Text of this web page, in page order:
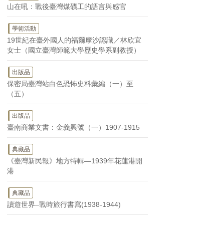
山在吼：戰後臺灣煤礦工的語言與感官
學術活動
19世紀在臺外國人的福爾摩沙認識／林欣宜
女士（國立臺灣師範大學歷史學系副教授）
出版品
保密局臺灣站白色恐怖史料彙編（一）至
（五）
出版品
臺南商業文書：金義興號（一）1907-1915
典藏品
《臺灣新民報》地方特輯—1939年花蓮港開
港
典藏品
讀遊世界–戰時旅行書寫(1938-1944)